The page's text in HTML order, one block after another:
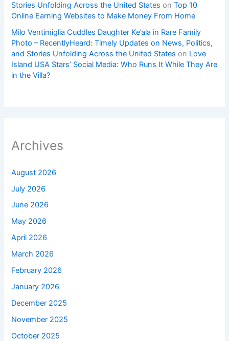
Stories Unfolding Across the United States onTop 10
Online Earning Websites to Make Money From Home
Milo Ventimiglia Cuddles Daughter Ke’ala in Rare Family
Photo – RecentlyHeard: Timely Updates on News, Politics,
and Stories Unfolding Across the United States on Love
Island USA Stars’ Social Media: Who Runs It While They Are
in the Villa?
Archives
August 2026
July 2026
June 2026
May 2026
April 2026
March 2026
February 2026
January 2026
December 2025
November 2025
October 2025